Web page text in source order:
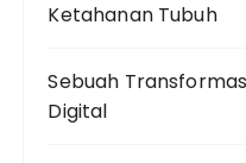
Ketahanan Tubuh
Sebuah
Digital